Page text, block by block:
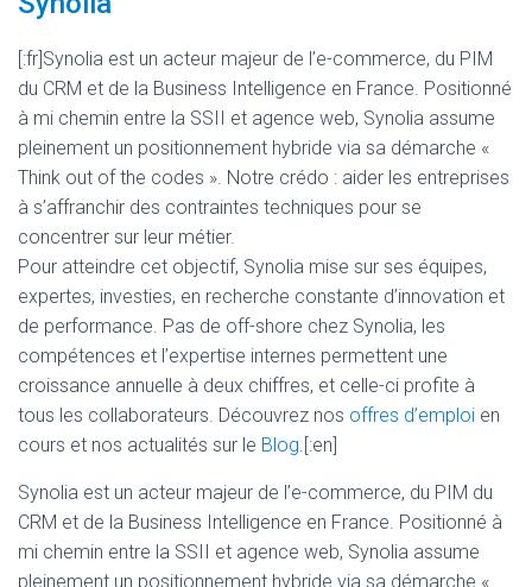
[:fr]Synolia est un acteur majeur de l’e-commerce, du PIM
du CRM et de la Business Intelligence en France. Positionné
à mi chemin entre la SSII et agence web, Synolia assume
pleinement un positionnement hybride via sa démarche «
Think out of the codes ». Notre crédo : aider les entreprises
à s’affranchir des contraintes techniques pour se
concentrer sur leur métier.
Pour atteindre cet objectif, Synolia mise sur ses équipes,
expertes, investies, en recherche constante d’innovation et
de performance. Pas de off-shore chez Synolia, les
compétences et l’expertise internes permettent une
croissance annuelle à deux chiffres, et celle-ci profite à
tous les collaborateurs. Découvrez nos offres d’emploi en
cours et nos actualités sur le Blog.[:en]
Synolia est un acteur majeur de l’e-commerce, du PIM du
CRM et de la Business Intelligence en France. Positionné à
mi chemin entre la SSII et agence web, Synolia assume
pleinement un positionnement hybride via sa démarche «